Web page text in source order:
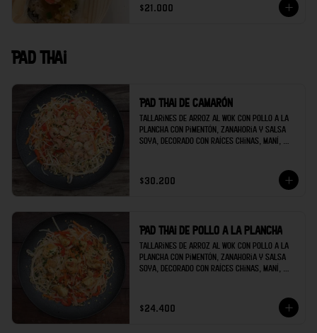
$21.000
Pad thai
Pad thai de camarón
Tallarines de arroz al wok con pollo a la
plancha con pimentón, zanahoria y salsa
soya, decorado con raíces chinas, maní,
$30.200
Pad thai de pollo a la plancha
Tallarines de arroz al wok con pollo a la
plancha con pimentón, zanahoria y salsa
soya, decorado con raíces chinas, maní,
$24.400